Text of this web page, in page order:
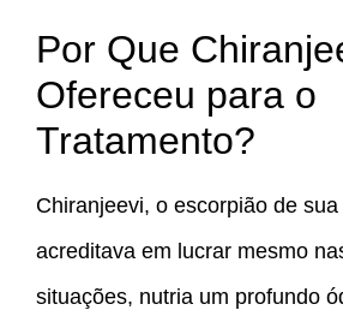
Por Que
Ofereceu para o
Tratamento?
Chiranjeevi, o escorpião de
acreditava em lucrar mesmo
situações, nutria um profundo